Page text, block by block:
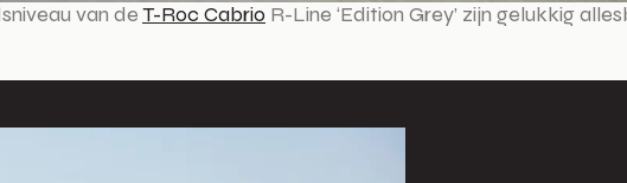
van deT-Roc Cabrio R-Line ‘Edition Grey’ zijn gelukkig